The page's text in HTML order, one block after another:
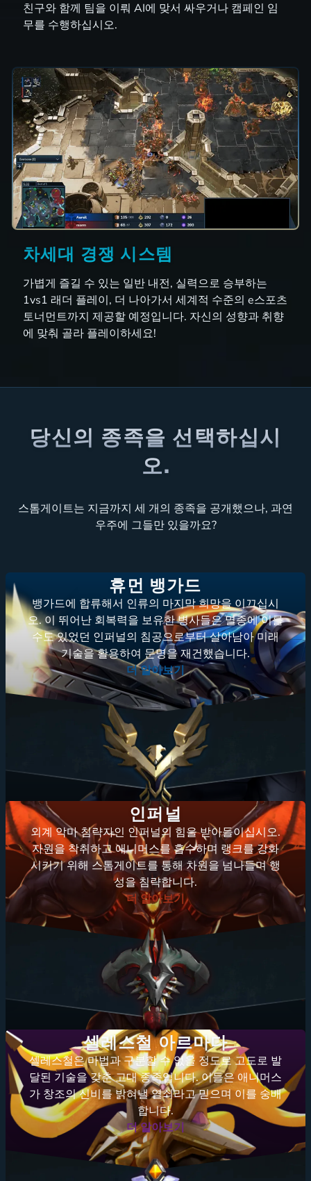
친구와 함께 팀을 이뤄 AI에 맞서 싸우거나 캠페인 임
무를 수행하십시오.
차세대 경쟁 시스템
가볍게 즐길 수 있는 일반 내전, 실력으로 승부하는
1vs1 래더 플레이, 더 나아가서 세계적 수준의 e스포츠
토너먼트까지 제공할 예정입니다. 자신의 성향과 취향
에 맞춰 골라 플레이하세요!
당신의 종족을 선택하십시
오.
스톰게이트는 지금까지 세 개의 종족을 공개했으나, 과연
우주에 그들만 있을까요?
휴먼 뱅가드
뱅가드에 합류해서 인류의 마지막 희망을 이끄십시
오. 이 뛰어난 회복력을 보유한 병사들은 멸종에 이를
수도 있었던 인퍼널의 침공으로부터 살아남아 미래
기술을 활용하여 문명을 재건했습니다.
더 알아보기
인퍼널
외계 악마 침략자인 인퍼널의 힘을 받아들이십시오.
자원을 착취하고 애니머스를 흡수하며 랭크를 강화
시키기 위해 스톰게이트를 통해 차원을 넘나들며 행
성을 침략합니다.
더 알아보기
셀레스철 아르마다
셀레스철은 마법과 구분할 수 없을 정도로 고도로 발
달된 기술을 갖춘 고대 종족입니다. 이들은 애니머스
가 창조의 신비를 밝혀낼 열쇠라고 믿으며 이를 숭배
합니다.
더 알아보기